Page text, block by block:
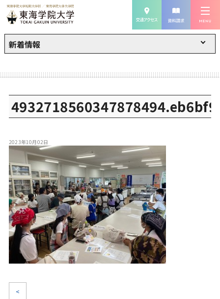
新着情報
2023年10月02日
<